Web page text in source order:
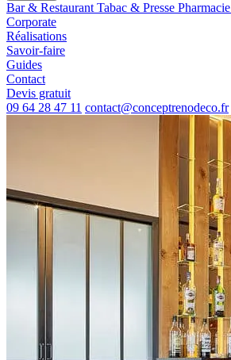
Bar & Restaurant Tabac & Presse Pharmacie
Corporate
Réalisations
Savoir-faire
Guides
Contact
Devis gratuit
09 64 28 47 11 contact@conceptrenodeco.fr